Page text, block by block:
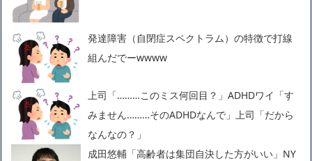
発達障害（自閉症スペクトラム）の特徴で打線
組んだでーwwww
上司「………このミス何回目？」ADHDワイ「す
みません………そのADHDなんで」上司「だから
なんなの？」
成田悠輔「高齢者は集団自決した方がいい」NY